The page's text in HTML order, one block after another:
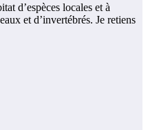
d’espèces locales et à
et d’invertébrés. Je retiens